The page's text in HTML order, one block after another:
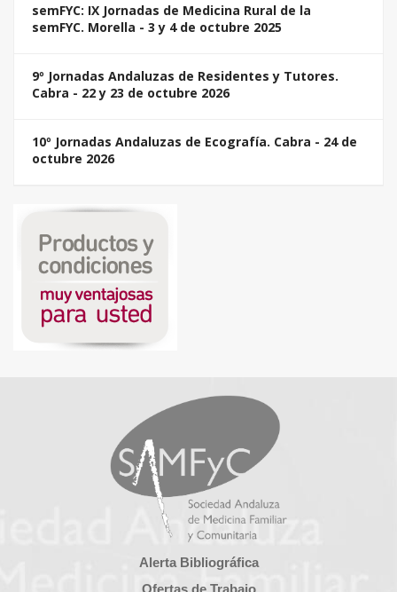
semFYC: IX Jornadas de Medicina Rural de la
semFYC. Morella - 3 y 4 de octubre 2025
9º Jornadas Andaluzas de Residentes y Tutores.
Cabra - 22 y 23 de octubre 2026
10º Jornadas Andaluzas de Ecografía. Cabra - 24 de
octubre 2026
Alerta Bibliográfica
Ofertas de Trabajo